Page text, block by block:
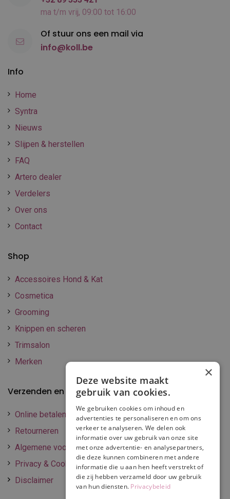
Info
Home
Syntra
Nieuws
Slijpen & herstellen
FAQ
Artero dealer
Verdelers
Over ons
Contact
Shop
Accessoires Hond & Kat
Cosmetica
Grooming
Knippen en scheren
Trimsalon
Merken
Verzenden en betalen
Online betalen
Retourneren
Algemene voorwaarden
Privacy & Cookie policy
Disclaimer
ma t/m vrij, 09:00 tot 16:00
Of stuur ons een mail via
info@koll.be
×
Deze website maakt
gebruik van cookies.
We gebruiken cookies om inhoud en
advertenties te personaliseren en om ons
verkeer te analyseren. We delen ook
informatie over uw gebruik van onze site
met onze advertentie- en analysepartners,
die deze kunnen combineren met andere
informatie die u aan hen heeft verstrekt of
die zij hebben verzameld door uw gebruik
van hun diensten. Privacybeleid